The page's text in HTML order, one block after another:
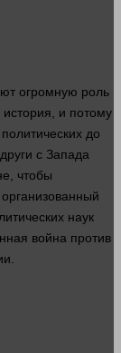
огромную роль
и потому
до
с Запада
чтобы
наук
война против